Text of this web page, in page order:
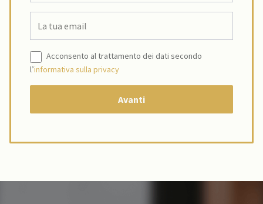
Acconsento al trattamento dei dati secondo
l’informativa sulla privacy